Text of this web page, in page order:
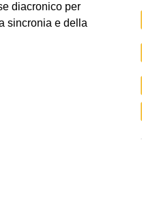
diacronico per
sincronia e della